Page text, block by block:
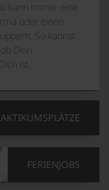
kann immer eine
oder einen
So kannst
Dein
ist.
FERIENJOBS